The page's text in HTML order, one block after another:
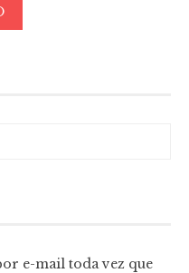
e-mail toda vez que